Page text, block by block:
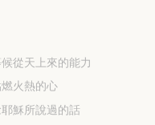
候從天上來的能力
燃火熱的心
耶穌所說過的話